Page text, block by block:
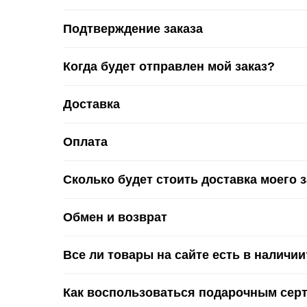
Подтверждение заказа
Когда будет отправлен мой заказ?
Доставка
Оплата
Сколько будет стоить доставка моего
Обмен и возврат
Все ли товары на сайте есть в
Как воспользоваться подарочным